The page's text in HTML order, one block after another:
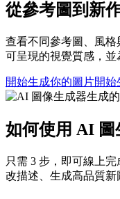
從參考圖到新
查看不同參考圖、風
可呈現的視覺質感，並
開始生成你的圖片開始
如何使用 AI 圖
只需 3 步，即可線上
改描述、生成高品質新